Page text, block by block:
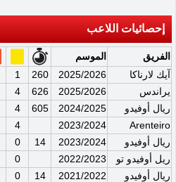
إحصائيات اللاعب
الفريق
الموسم
آيك لارناكا
2025/2026
260
1
يراندس
2025/2026
626
4
ريال أوفيدو
2024/2025
605
4
Arenteiro
2023/2024
4
ريال أوفيدو
2023/2024
14
0
ريل أوفيدو تو
2022/2023
0
ريال أوفيدو
2021/2022
14
0